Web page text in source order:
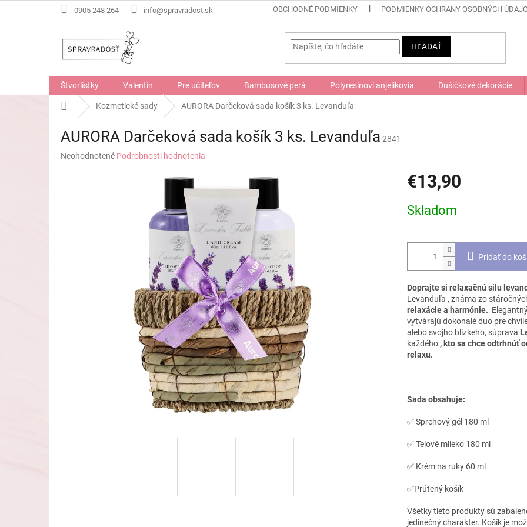
na
0905 248 264 info@spravradost.sk OBCHODNÉ PODMIENKY PODMIENKY OCHRANY OSOBNÝCH
HĽADAŤ
Štvorlístky Valentín Pre učiteľov Bambusové perá Polyresínoví anjelikovia Dušičkové dekorácie
DomovKozmetické sady AURORA Darčeková sada košík 3 ks. Levanduľa
AURORA Darčeková sada košík 3 ks. Levanduľa 2841
Priemerné
Neohodnotené Podrobnosti hodnotenia
€13,90
cena:
Skladom
Pridať do
Doprajte si relaxačnú silu
Levanduľa , známa zo
relaxácie a harmónie.
vytvárajú dokonalé duo pre
alebo svojho blízkeho, súprava
každého , kto sa chce odtrhnúť
relaxu.
Sada obsahuje:
✅ Sprchový gél 180 ml
✅ Telové mlieko 180 ml
✅ Krém na ruky 60 ml
✅Prútený košík
Všetky tieto produkty sú
jedinečný charakter. Košík je